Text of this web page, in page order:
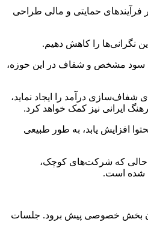
حمایتی و مالی طراحی
نگرانی‌ها را کاهش دهیم.
سود مشخص و شفاف در این حوزه،
شفاف‌سازی درآمد را ایجاد نماید،
ایرانی نیز کمک خواهد کرد.
افزایش یابد، به طور طبیعی
حالی که شرکت‌های کوچک،
شده است.
بخش خصوصی پیش برود. جلسات